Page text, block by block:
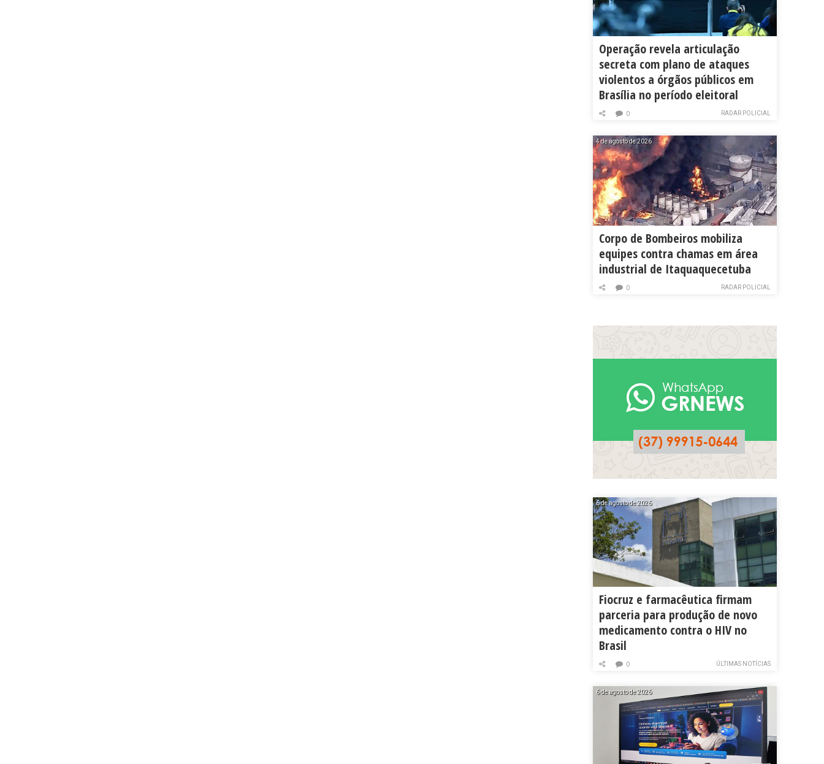
Operação revela articulação
secreta com plano de ataques
violentos a órgãos públicos em
Brasília no período eleitoral
RADAR POLICIAL
0
4 de agosto de 2026
Corpo de Bombeiros mobiliza
equipes contra chamas em área
industrial de Itaquaquecetuba
RADAR POLICIAL
0
6 de agosto de 2026
Fiocruz e farmacêutica firmam
parceria para produção de novo
medicamento contra o HIV no
Brasil
ÚLTIMAS NOTÍCIAS
0
6 de agosto de 2026